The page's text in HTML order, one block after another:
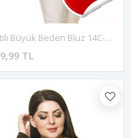
Işıltılı Büyük Beden Bluz 14C-1741
TL